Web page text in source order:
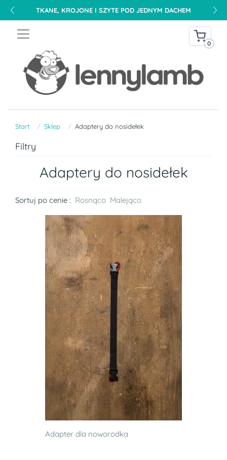
TKANE, KROJONE I SZYTE POD JEDNYM DACHEM
0
Start Sklep Adaptery do nosidełek
Filtry
Adaptery do nosidełek
Sortuj po cenie : Rosnąco Malejąco
Adapter dla noworodka